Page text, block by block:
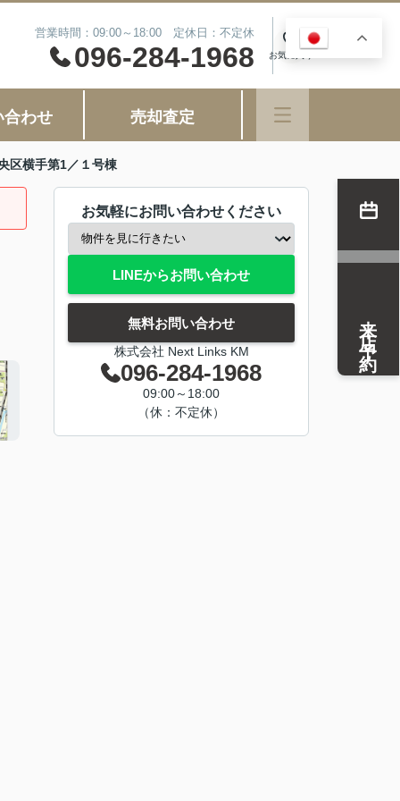
営業時間：09:00～18:00 定休日：不定休
096-284-1968 お気に入り
合わせ 売却査定
区横手第1／１号棟
お気軽にお問い合わせください
LINEからお問い合わせ
無料お問い合わせ
株式会社 Next Links KM
096-284-1968
09:00～18:00
（休：不定休）
来店予約